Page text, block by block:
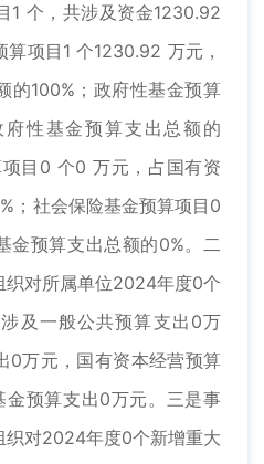
1 个，共涉及资金1230.92
项目1 个1230.92 万元，
的100%；政府性基金预算
性基金预算支出总额的
目0 个0 万元，占国有资
；社会保险基金预算项目0
金预算支出总额的0%。二
织对所属单位2024年度0个
及一般公共预算支出0万
0万元，国有资本经营预算
预算支出0万元。三是事
织对2024年度0个新增重大